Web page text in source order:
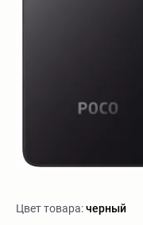
Цвет товара:черный